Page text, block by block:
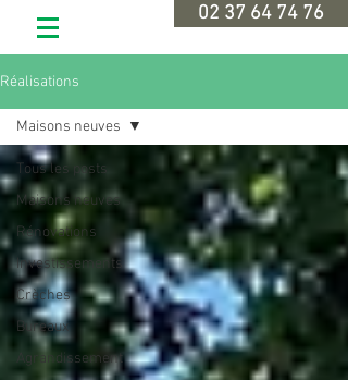
02 37 64 74 76
Réalisations
Tous les posts
Maisons neuves
Rénovations
Investissements
Crèches
Bureaux
Agrandissement
Maisons neuves